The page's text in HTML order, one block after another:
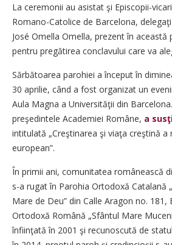
La ceremonii au asistat şi Episcopii-
Romano-Catolice de Barcelona, delegaţi
José Omella Ome­lla, prezent în această
pentru pregătirea conclavului care va
Sărbătoarea parohiei a început în
30 aprilie, când a fost organizat un
Aula Magna a Universităţii din
preşedintele Academiei Române, a
intitulată „Creştinarea şi viaţa creştină
european”.
În primii ani, comunitatea românească
s-a rugat în Parohia Ortodoxă Catalană
Mare de Deu” din Calle Aragon no. 181,
Ortodoxă Română „Sfântul Mare
înfiinţată în 2001 şi recunoscută de